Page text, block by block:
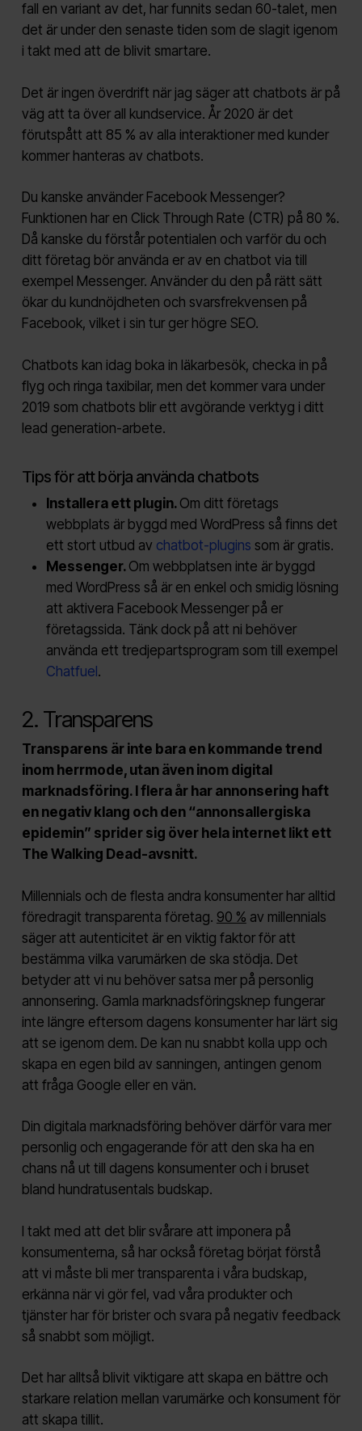
fall en variant av det, har funnits sedan 60-talet, men
det är under den senaste tiden som de slagit igenom
i takt med att de blivit smartare.
Det är ingen överdrift när jag säger att chatbots är på
väg att ta över all kundservice. År 2020 är det
förutspått att 85 % av alla interaktioner med kunder
kommer hanteras av chatbots.
Du kanske använder Facebook Messenger?
Funktionen har en Click Through Rate (CTR) på 80 %.
Då kanske du förstår potentialen och varför du och
ditt företag bör använda er av en chatbot via till
exempel Messenger. Använder du den på rätt sätt
ökar du kundnöjdheten och svarsfrekvensen på
Facebook, vilket i sin tur ger högre SEO.
Chatbots kan idag boka in läkarbesök, checka in på
flyg och ringa taxibilar, men det kommer vara under
2019 som chatbots blir ett avgörande verktyg i ditt
lead generation-arbete.
Tips för att börja använda chatbots
Installera ett plugin. Om ditt företags
webbplats är byggd med WordPress så finns det
ett stort utbud av chatbot-plugins som är gratis.
Messenger. Om webbplatsen inte är byggd
med WordPress så är en enkel och smidig lösning
att aktivera Facebook Messenger på er
företagssida. Tänk dock på att ni behöver
använda ett tredjepartsprogram som till exempel
Chatfuel .
2. Transparens
Transparens är inte bara en kommande trend
inom herrmode, utan även inom digital
marknadsföring. I flera år har annonsering haft
en negativ klang och den “annonsallergiska
epidemin” sprider sig över hela internet likt ett
The Walking Dead-avsnitt.
Millennials och de flesta andra konsumenter har alltid
föredragit transparenta företag. 90 % av millennials
säger att autenticitet är en viktig faktor för att
bestämma vilka varumärken de ska stödja. Det
betyder att vi nu behöver satsa mer på personlig
annonsering. Gamla marknadsföringsknep fungerar
inte längre eftersom dagens konsumenter har lärt sig
att se igenom dem. De kan nu snabbt kolla upp och
skapa en egen bild av sanningen, antingen genom
att fråga Google eller en vän.
Din digitala marknadsföring behöver därför vara mer
personlig och engagerande för att den ska ha en
chans nå ut till dagens konsumenter och i bruset
bland hundratusentals budskap.
I takt med att det blir svårare att imponera på
konsumenterna, så har också företag börjat förstå
att vi måste bli mer transparenta i våra budskap,
erkänna när vi gör fel, vad våra produkter och
tjänster har för brister och svara på negativ feedback
så snabbt som möjligt.
Det har alltså blivit viktigare att skapa en bättre och
starkare relation mellan varumärke och konsument för
att skapa tillit.